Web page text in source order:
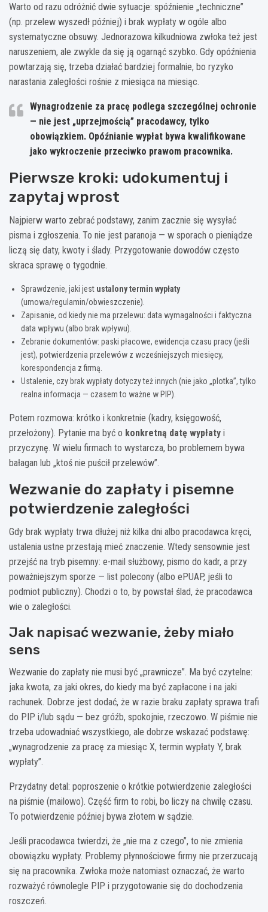
Warto od razu odróżnić dwie sytuacje: spóźnienie „techniczne”
(np. przelew wyszedł później) i brak wypłaty w ogóle albo
systematyczne obsuwy. Jednorazowa kilkudniowa zwłoka też jest
naruszeniem, ale zwykle da się ją ogarnąć szybko. Gdy opóźnienia
powtarzają się, trzeba działać bardziej formalnie, bo ryzyko
narastania zaległości rośnie z miesiąca na miesiąc.
Wynagrodzenie za pracę podlega szczególnej ochronie
— nie jest „uprzejmością” pracodawcy, tylko
obowiązkiem. Opóźnianie wypłat bywa kwalifikowane
jako wykroczenie przeciwko prawom pracownika.
Pierwsze kroki: udokumentuj i
zapytaj wprost
Najpierw warto zebrać podstawy, zanim zacznie się wysyłać
pisma i zgłoszenia. To nie jest paranoja — w sporach o pieniądze
liczą się daty, kwoty i ślady. Przygotowanie dowodów często
skraca sprawę o tygodnie.
Sprawdzenie, jaki jest ustalony termin wypłaty
(umowa/regulamin/obwieszczenie).
Zapisanie, od kiedy nie ma przelewu: data wymagalności i faktyczna
data wpływu (albo brak wpływu).
Zebranie dokumentów: paski płacowe, ewidencja czasu pracy (jeśli
jest), potwierdzenia przelewów z wcześniejszych miesięcy,
korespondencja z firmą.
Ustalenie, czy brak wypłaty dotyczy też innych (nie jako „plotka”, tylko
realna informacja — czasem to ważne w PIP).
Potem rozmowa: krótko i konkretnie (kadry, księgowość,
przełożony). Pytanie ma być o konkretną datę wypłaty i
przyczynę. W wielu firmach to wystarcza, bo problemem bywa
bałagan lub „ktoś nie puścił przelewów”.
Wezwanie do zapłaty i pisemne
potwierdzenie zaległości
Gdy brak wypłaty trwa dłużej niż kilka dni albo pracodawca kręci,
ustalenia ustne przestają mieć znaczenie. Wtedy sensownie jest
przejść na tryb pisemny: e-mail służbowy, pismo do kadr, a przy
poważniejszym sporze — list polecony (albo ePUAP, jeśli to
podmiot publiczny). Chodzi o to, by powstał ślad, że pracodawca
wie o zaległości.
Jak napisać wezwanie, żeby miało
sens
Wezwanie do zapłaty nie musi być „prawnicze”. Ma być czytelne:
jaka kwota, za jaki okres, do kiedy ma być zapłacone i na jaki
rachunek. Dobrze jest dodać, że w razie braku zapłaty sprawa trafi
do PIP i/lub sądu — bez gróźb, spokojnie, rzeczowo. W piśmie nie
trzeba udowadniać wszystkiego, ale dobrze wskazać podstawę:
„wynagrodzenie za pracę za miesiąc X, termin wypłaty Y, brak
wypłaty”.
Przydatny detal: poproszenie o krótkie potwierdzenie zaległości
na piśmie (mailowo). Część firm to robi, bo liczy na chwilę czasu.
To potwierdzenie później bywa złotem w sądzie.
Jeśli pracodawca twierdzi, że „nie ma z czego”, to nie zmienia
obowiązku wypłaty. Problemy płynnościowe firmy nie przerzucają
się na pracownika. Zwłoka może natomiast oznaczać, że warto
rozważyć równolegle PIP i przygotowanie się do dochodzenia
roszczeń.